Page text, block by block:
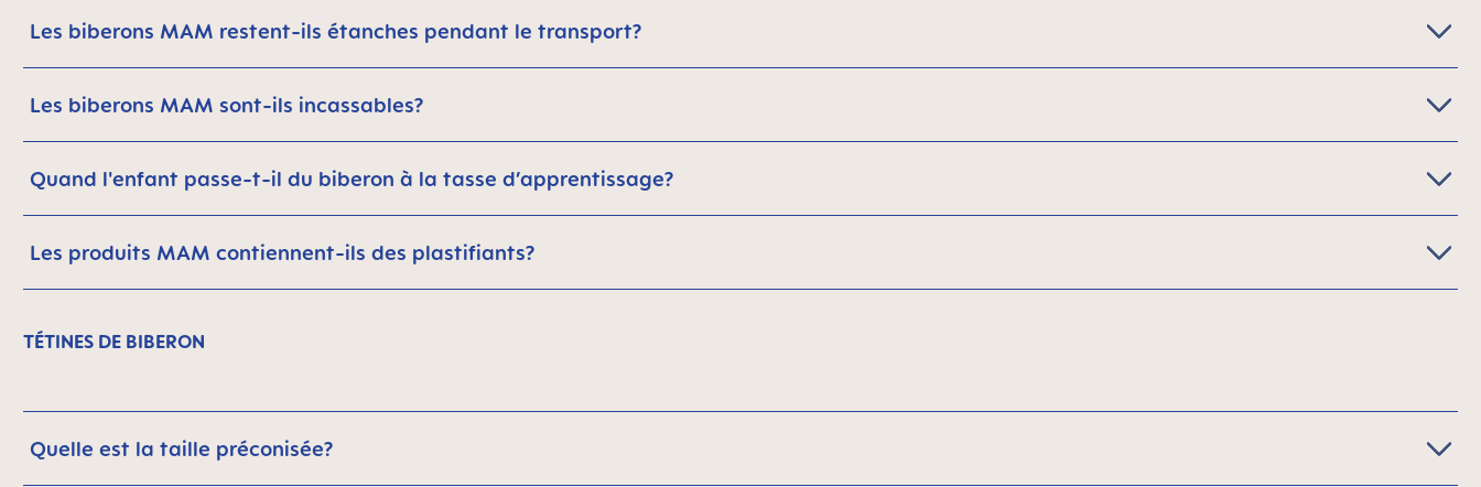
Les biberons MAM restent-ils étanches pendant le transport?
Les biberons MAM sont-ils incassables?
Quand l'enfant passe-t-il du biberon à la tasse d’apprentissage?
Les produits MAM contiennent-ils des plastifiants?
TÉTINES DE BIBERON
Quelle est la taille préconisée?